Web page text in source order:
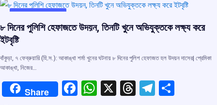
o
o
k
A
p
p
d
s
a
UNCATEGORIZED
৮ দিনের পুলিশি হেফাজতে উদয়ন, তিনটি খুনে অভিযুক্তকে লক্ষ্য করে
ইটবৃষ্টি
বাঁকুড়া, ৭ ফেব্রুয়ারি (হি.স.): আকাঙ্খা শর্মা খুনের ঘটনায় ৮ দিনের পুলিশ হেফাজত হল উদয়ন দাসের| প্রেমিকা
আকাঙ্খা, নিজের…
Share
F
W X
T
T